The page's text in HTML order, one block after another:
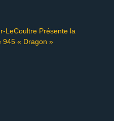
LeCoultre Présente la
945 « Dragon »